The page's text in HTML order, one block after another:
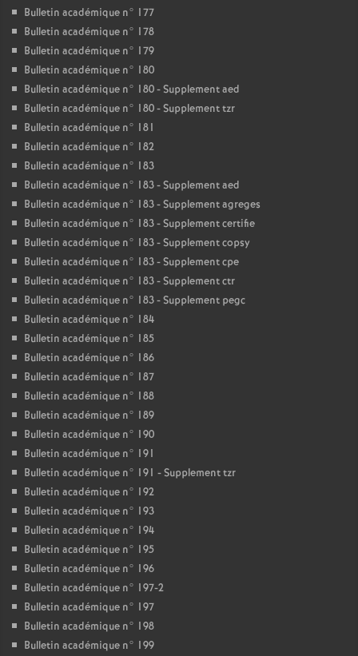
Bulletin académique n° 177
Bulletin académique n° 178
Bulletin académique n° 179
Bulletin académique n° 180
Bulletin académique n° 180 - Supplement aed
Bulletin académique n° 180 - Supplement tzr
Bulletin académique n° 181
Bulletin académique n° 182
Bulletin académique n° 183
Bulletin académique n° 183 - Supplement aed
Bulletin académique n° 183 - Supplement agreges
Bulletin académique n° 183 - Supplement certifie
Bulletin académique n° 183 - Supplement copsy
Bulletin académique n° 183 - Supplement cpe
Bulletin académique n° 183 - Supplement ctr
Bulletin académique n° 183 - Supplement pegc
Bulletin académique n° 184
Bulletin académique n° 185
Bulletin académique n° 186
Bulletin académique n° 187
Bulletin académique n° 188
Bulletin académique n° 189
Bulletin académique n° 190
Bulletin académique n° 191
Bulletin académique n° 191 - Supplement tzr
Bulletin académique n° 192
Bulletin académique n° 193
Bulletin académique n° 194
Bulletin académique n° 195
Bulletin académique n° 196
Bulletin académique n° 197-2
Bulletin académique n° 197
Bulletin académique n° 198
Bulletin académique n° 199